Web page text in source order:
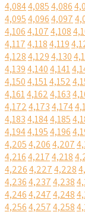
4,0844,0854,086
4,0954,0964,097
4,1064,1074,108
4,1174,1184,119
4,1284,1294,130
4,1394,1404,141
4,1504,1514,152
4,1614,1624,163
4,1724,1734,174
4,1834,1844,185
4,1944,1954,196
4,2054,2064,207
4,2164,2174,218
4,2264,2274,228
4,2364,2374,238
4,2464,2474,248
4,2564,2574,258